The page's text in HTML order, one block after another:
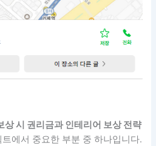
시 권리금과 인테리어 보상 전략
에서 중요한 부분 중 하나입니다.